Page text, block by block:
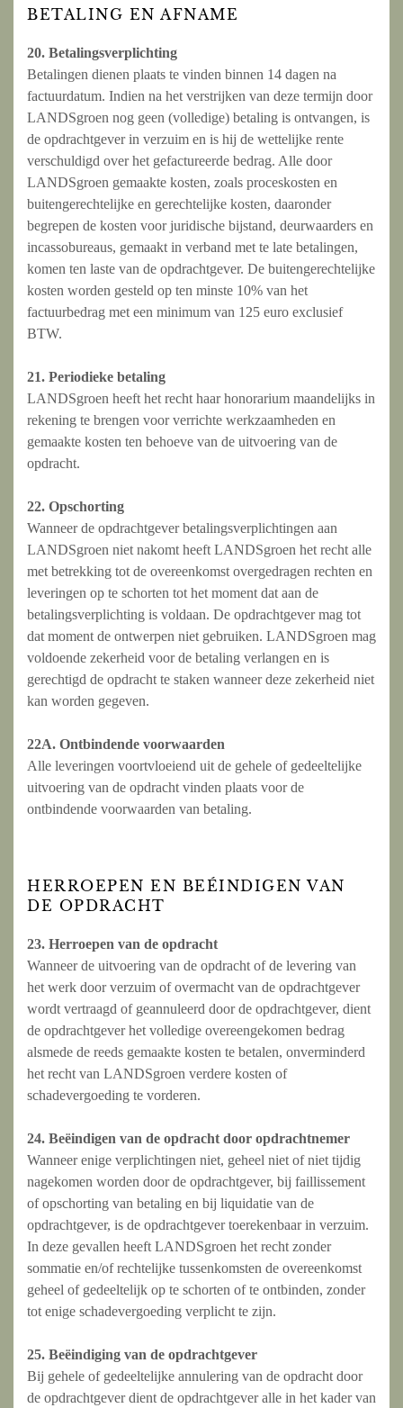
BETALING EN AFNAME
20. Betalingsverplichting
Betalingen dienen plaats te vinden binnen 14 dagen na
factuurdatum. Indien na het verstrijken van deze termijn door
LANDSgroen nog geen (volledige) betaling is ontvangen, is
de opdrachtgever in verzuim en is hij de wettelijke rente
verschuldigd over het gefactureerde bedrag. Alle door
LANDSgroen gemaakte kosten, zoals proceskosten en
buitengerechtelijke en gerechtelijke kosten, daaronder
begrepen de kosten voor juridische bijstand, deurwaarders en
incassobureaus, gemaakt in verband met te late betalingen,
komen ten laste van de opdrachtgever. De buitengerechtelijke
kosten worden gesteld op ten minste 10% van het
factuurbedrag met een minimum van 125 euro exclusief
BTW.
21. Periodieke betaling
LANDSgroen heeft het recht haar honorarium maandelijks in
rekening te brengen voor verrichte werkzaamheden en
gemaakte kosten ten behoeve van de uitvoering van de
opdracht.
22. Opschorting
Wanneer de opdrachtgever betalingsverplichtingen aan
LANDSgroen niet nakomt heeft LANDSgroen het recht alle
met betrekking tot de overeenkomst overgedragen rechten en
leveringen op te schorten tot het moment dat aan de
betalingsverplichting is voldaan. De opdrachtgever mag tot
dat moment de ontwerpen niet gebruiken. LANDSgroen mag
voldoende zekerheid voor de betaling verlangen en is
gerechtigd de opdracht te staken wanneer deze zekerheid niet
kan worden gegeven.
22A. Ontbindende voorwaarden
Alle leveringen voortvloeiend uit de gehele of gedeeltelijke
uitvoering van de opdracht vinden plaats voor de
ontbindende voorwaarden van betaling.
HERROEPEN EN BEÉINDIGEN VAN
DE OPDRACHT
23. Herroepen van de opdracht
Wanneer de uitvoering van de opdracht of de levering van
het werk door verzuim of overmacht van de opdrachtgever
wordt vertraagd of geannuleerd door de opdrachtgever, dient
de opdrachtgever het volledige overeengekomen bedrag
alsmede de reeds gemaakte kosten te betalen, onverminderd
het recht van LANDSgroen verdere kosten of
schadevergoeding te vorderen.
24. Beëindigen van de opdracht door opdrachtnemer
Wanneer enige verplichtingen niet, geheel niet of niet tijdig
nagekomen worden door de opdrachtgever, bij faillissement
of opschorting van betaling en bij liquidatie van de
opdrachtgever, is de opdrachtgever toerekenbaar in verzuim.
In deze gevallen heeft LANDSgroen het recht zonder
sommatie en/of rechtelijke tussenkomsten de overeenkomst
geheel of gedeeltelijk op te schorten of te ontbinden, zonder
tot enige schadevergoeding verplicht te zijn.
25. Beëindiging van de opdrachtgever
Bij gehele of gedeeltelijke annulering van de opdracht door
de opdrachtgever dient de opdrachtgever alle in het kader van